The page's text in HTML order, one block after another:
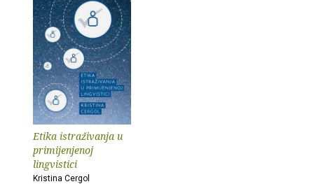
Etika istraživanja u
primijenjenoj
lingvistici
Kristina Cergol